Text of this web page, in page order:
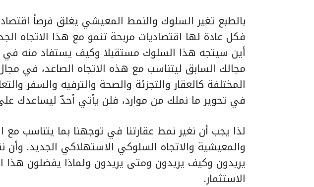
بالطبع تغير السلوك والنمط المعيشي يغلق فرصاً
فكل عادة لها اقتصاديات مربحة تنمو مع هذا الاتجاه
أين سيتجه هذا السلوك مستقبلا وكيف يستفاد منه في
مجالك السابق ليتناسب مع هذه الاتجاه الصاعد، في
المختلفة كالعقار والتجزئة والصحة والترفيه والسفر
في تحوير ما نملك من موارد، فلن يأتي أحدٌ ليساعدك
لذا يجب أن نغير نمط عقارتنا في توجهنا بما يتناسب مع
والمعيشية والاتجاه السلوكي الاستهلاكي الجديد. وأن
يريدون وكيف يريدون ومتى يريدون ولماذا يفضلون
الاستثمار.